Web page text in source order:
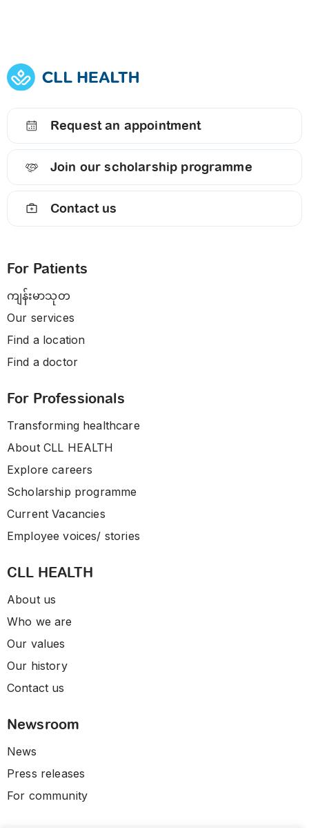
Request an appointment
Join our scholarship programme
Contact us
For Patients
ကျန်းမာသုတ
Our services
Find a location
Find a doctor
For Professionals
Transforming healthcare
About CLL HEALTH
Explore careers
Scholarship programme
Current Vacancies
Employee voices/ stories
CLL HEALTH
About us
Who we are
Our values
Our history
Contact us
Newsroom
News
Press releases
For community